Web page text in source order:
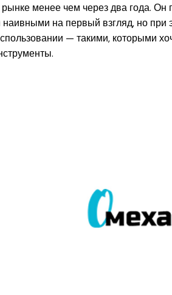
менее чем через два года. Он
на первый взгляд, но при
— такими, которыми